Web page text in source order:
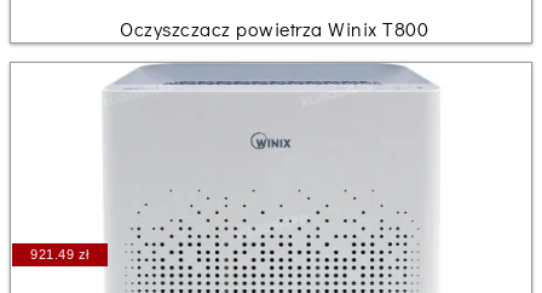
Oczyszczacz powietrza Winix T800
921.49 zł